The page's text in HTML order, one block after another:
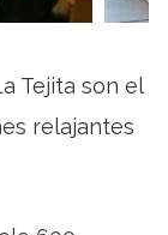
Tejita son el
relajantes